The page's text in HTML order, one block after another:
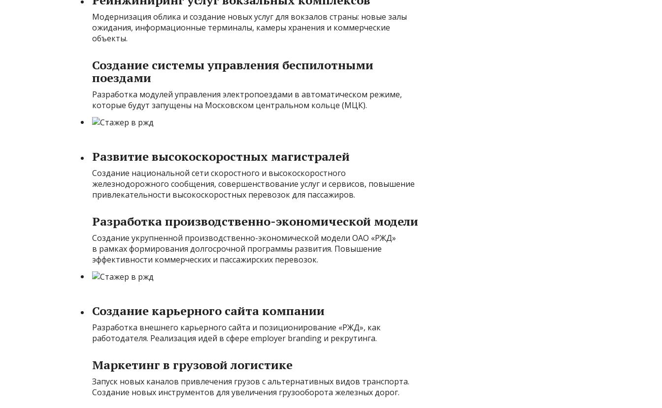
Модернизация облика и создание новых услуг для вокзалов страны: новые залы
ожидания, информационные терминалы, камеры хранения и коммерческие
объекты.
Создание системы управления беспилотными
поездами
Разработка модулей управления электропоездами в автоматическом режиме,
которые будут запущены на Московском центральном кольце (МЦК).
Развитие высокоскоростных магистралей
Создание национальной сети скоростного и высокоскоростного
железнодорожного сообщения, совершенствование услуг и сервисов, повышение
привлекательности высокоскоростных перевозок для пассажиров.
Разработка производственно-экономической модели
Создание укрупненной производственно-экономической модели ОАО «РЖД»
в рамках формирования долгосрочной программы развития. Повышение
эффективности коммерческих и пассажирских перевозок.
Создание карьерного сайта компании
Разработка внешнего карьерного сайта и позиционирование «РЖД», как
работодателя. Реализация идей в сфере employer branding и рекрутинга.
Маркетинг в грузовой логистике
Запуск новых каналов привлечения грузов с альтернативных видов транспорта.
Создание новых инструментов для увеличения грузооборота железных дорог.